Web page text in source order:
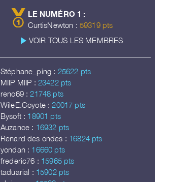
LE NUMÉRO 1 :
CurtisNewton : 59319 pts
play_arrow VOIR TOUS LES MEMBRES
Stéphane_ping : 25622 pts
MIIP MIIP : 23422 pts
reno69 : 21748 pts
WileE.Coyote : 20017 pts
Bysoft : 18901 pts
Auzance : 16932 pts
Renard des ondes : 16824 pts
yondan : 16660 pts
frederic76 : 15965 pts
taduarial : 15902 pts